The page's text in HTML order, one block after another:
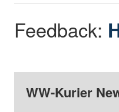
Feedback:
WW-Kurier